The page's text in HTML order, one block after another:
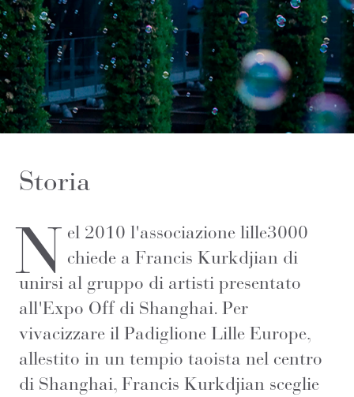
Storia
N el 2010 l'associazione lille3000
chiede a Francis Kurkdjian di
unirsi al gruppo di artisti presentato
all'Expo Off di Shanghai. Per
vivacizzare il Padiglione Lille Europe,
allestito in un tempio taoista nel centro
di Shanghai, Francis Kurkdjian sceglie